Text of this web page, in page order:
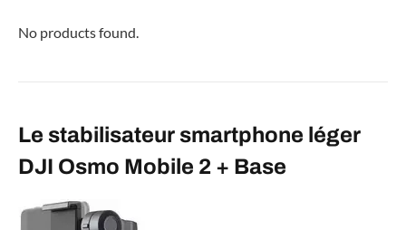
No products found.
Le stabilisateur smartphone léger
DJI Osmo Mobile 2 + Base